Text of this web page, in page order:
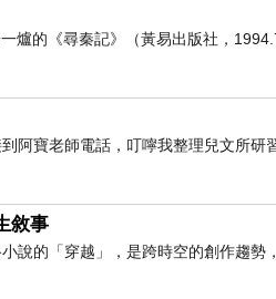
爐的《尋秦記》（黃易出版社，
阿寶老師電話，叮嚀我整理兒文所研
敘事
說的「穿越」，是跨時空的創作趨勢